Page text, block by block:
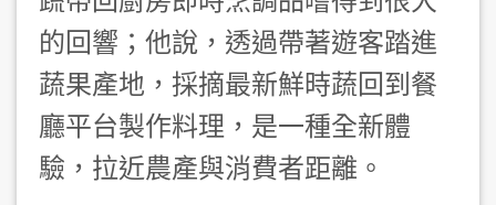
的回響；他說，透過帶著遊客踏進
蔬果產地，採摘最新鮮時蔬回到餐
廳平台製作料理，是一種全新體
驗，拉近農產與消費者距離。